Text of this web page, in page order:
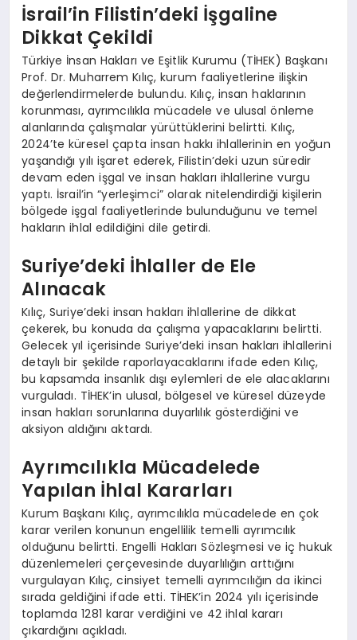
İsrail’in Filistin’deki İşgaline
Dikkat Çekildi
Türkiye İnsan Hakları ve Eşitlik Kurumu (TİHEK) Başkanı
Prof. Dr. Muharrem Kılıç, kurum faaliyetlerine ilişkin
değerlendirmelerde bulundu. Kılıç, insan haklarının
korunması, ayrımcılıkla mücadele ve ulusal önleme
alanlarında çalışmalar yürüttüklerini belirtti. Kılıç,
2024’te küresel çapta insan hakkı ihlallerinin en yoğun
yaşandığı yılı işaret ederek, Filistin’deki uzun süredir
devam eden işgal ve insan hakları ihlallerine vurgu
yaptı. İsrail’in “yerleşimci” olarak nitelendirdiği kişilerin
bölgede işgal faaliyetlerinde bulunduğunu ve temel
hakların ihlal edildiğini dile getirdi.
Suriye’deki İhlaller de Ele
Alınacak
Kılıç, Suriye’deki insan hakları ihlallerine de dikkat
çekerek, bu konuda da çalışma yapacaklarını belirtti.
Gelecek yıl içerisinde Suriye’deki insan hakları ihlallerini
detaylı bir şekilde raporlayacaklarını ifade eden Kılıç,
bu kapsamda insanlık dışı eylemleri de ele alacaklarını
vurguladı. TİHEK’in ulusal, bölgesel ve küresel düzeyde
insan hakları sorunlarına duyarlılık gösterdiğini ve
aksiyon aldığını aktardı.
Ayrımcılıkla Mücadelede
Yapılan İhlal Kararları
Kurum Başkanı Kılıç, ayrımcılıkla mücadelede en çok
karar verilen konunun engellilik temelli ayrımcılık
olduğunu belirtti. Engelli Hakları Sözleşmesi ve iç hukuk
düzenlemeleri çerçevesinde duyarlılığın arttığını
vurgulayan Kılıç, cinsiyet temelli ayrımcılığın da ikinci
sırada geldiğini ifade etti. TİHEK’in 2024 yılı içerisinde
toplamda 1281 karar verdiğini ve 42 ihlal kararı
çıkardığını açıkladı.